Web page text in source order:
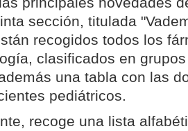
sección, titulada
recogidos todos los
clasificados en
una tabla con las
pediátricos.
recoge una lista